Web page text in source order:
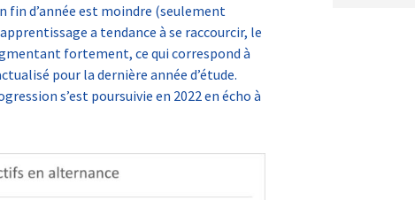
fin d’année est moindre (seulement
a tendance à se raccourcir, le
fortement, ce qui correspond à
pour la dernière année d’étude.
s’est poursuivie en 2022 en écho à